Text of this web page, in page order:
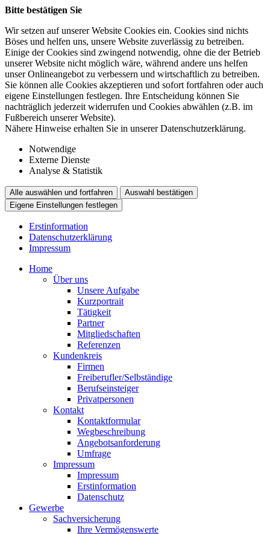
Bitte bestätigen Sie
Wir setzen auf unserer Website Cookies ein. Cookies sind nichts
Böses und helfen uns, unsere Website zuverlässig zu betreiben.
Einige der Cookies sind zwingend notwendig, ohne die der Betrieb
unserer Website nicht möglich wäre, während andere uns helfen
unser Onlineangebot zu verbessern und wirtschaftlich zu betreiben.
Sie können alle Cookies akzeptieren und sofort fortfahren oder auch
eigene Einstellungen festlegen. Ihre Entscheidung können Sie
nachträglich jederzeit widerrufen und Cookies abwählen (z.B. im
Fußbereich unserer Website).
Nähere Hinweise erhalten Sie in unserer Datenschutzerklärung.
Notwendige
Externe Dienste
Analyse & Statistik
Alle auswählen und fortfahren
Auswahl bestätigen
Eigene Einstellungen festlegen
Erstinformation
Datenschutzerklärung
Impressum
Home
Über uns
Unsere Aufgabe
Kurzportrait
Tätigkeit
Partner
Mitgliedschaften
Referenzen
Kundenkreis
Firmen
Freiberufler/Selbständige
Berufseinsteiger
Privatpersonen
Kontakt
Kontaktformular
Wegbeschreibung
Angebotsanforderung
Umfrage
Impressum
Impressum
Erstinformation
Datenschutz
Gewerbe
Sachversicherung
Ihre Vermögenswerte